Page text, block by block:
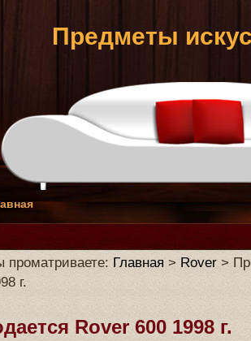
Предметы
проматриваете: Главная > Rover >
г.
Rover 600 1998 г.